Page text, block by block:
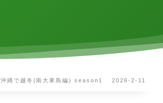
沖縄で越冬(南大東島編) season1 2026-2-11